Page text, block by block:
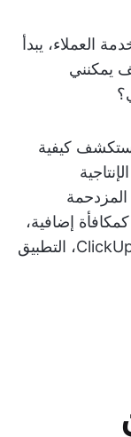
العملاء، يبدأ
يمكنني
كيفية
إضافية،
سوف نلقي نظرة على كيفية مساعدة ClickUp، التطبيق